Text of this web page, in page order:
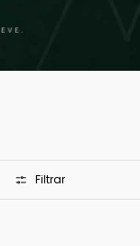
Filtrar